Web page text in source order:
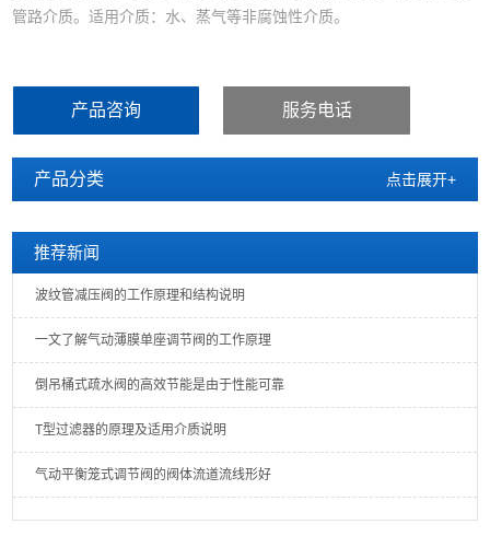
管路介质。适用介质：水、蒸气等非腐蚀性介质。
产品咨询 服务电话
产品分类 点击展开+
推荐新闻
波纹管减压阀的工作原理和结构说明
一文了解气动薄膜单座调节阀的工作原理
倒吊桶式疏水阀的高效节能是由于性能可靠
T型过滤器的原理及适用介质说明
气动平衡笼式调节阀的阀体流道流线形好